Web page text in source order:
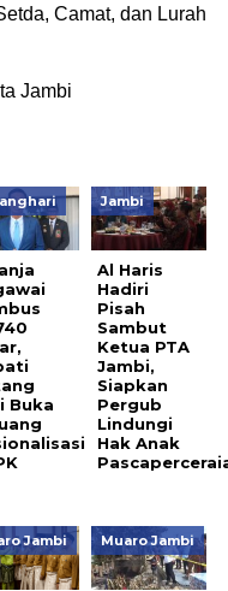
Camat, dan Lurah
Jambi
Buka
Jambi
Al Haris
Hadiri
Pisah
Sambut
Ketua PTA
Jambi,
Siapkan
Pergub
Lindungi
Hak Anak
Jambi Muaro Jambi